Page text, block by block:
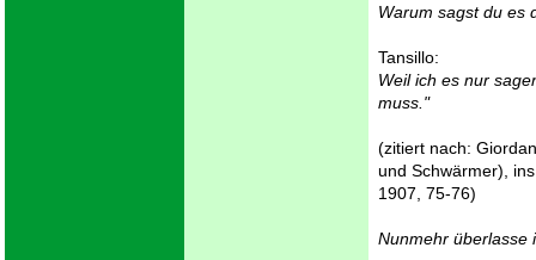
Warum sagst du es
Tansillo:
Weil ich es nur
muss."
(zitiert nach:
und Schwärmer),
1907, 75-76)
Nunmehr überlasse